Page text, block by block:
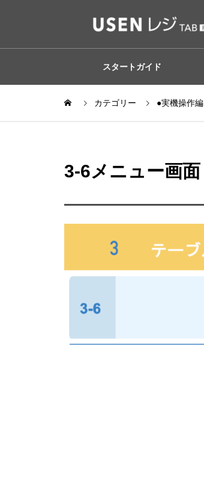
スタートガイド
カテゴリー ●実機操作編
3-6メニュー画面